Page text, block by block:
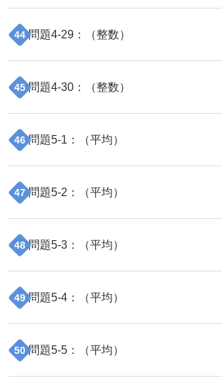
44 問題4-29 ：（整数）
45 問題4-30 ：（整数）
46 問題5-1 ：（平均）
47 問題5-2 ：（平均）
48 問題5-3 ：（平均）
49 問題5-4 ：（平均）
50 問題5-5 ：（平均）